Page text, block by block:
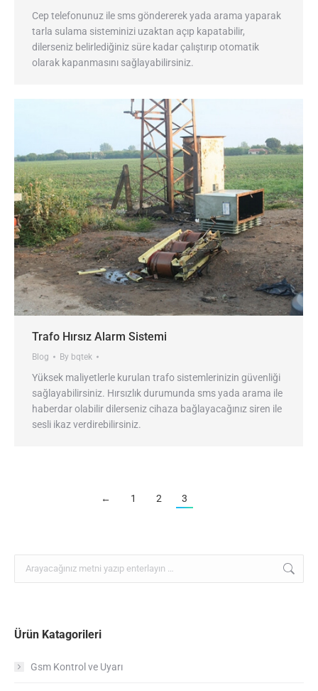
Cep telefonunuz ile sms göndererek yada arama yaparak
tarla sulama sisteminizi uzaktan açıp kapatabilir,
dilerseniz belirlediğiniz süre kadar çalıştırıp otomatik
olarak kapanmasını sağlayabilirsiniz.
Trafo Hırsız Alarm Sistemi
Blog By bqtek
Yüksek maliyetlerle kurulan trafo sistemlerinizin güvenliği
sağlayabilirsiniz. Hırsızlık durumunda sms yada arama ile
haberdar olabilir dilerseniz cihaza bağlayacağınız siren ile
sesli ikaz verdirebilirsiniz.
← 1 2 3
Ürün Katagorileri
Gsm Kontrol ve Uyarı